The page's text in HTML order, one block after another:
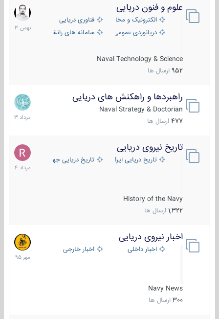
علوم و فنون دریایی
الکترونیک و مخابرات دریاییفناوری دریایی
دریانوردی عمومی
سامانه های رانشی دریایی
Naval Technology & Science
952 ارسال ها
6
بهمن
1403
راهبردها و راهکنش های دریایی
Naval Strategy & Doctorian
477 ارسال ها
2
مرداد
1403
تاریخ نیروی دریایی
تاریخ دریایی ایران تاریخ دریایی جهان
History of the Navy
1,322 ارسال ها
16
مرداد
1404
اخبار نیروی دریایی
اخبار داخلی اخبار خارجی
Navy News
300 ارسال ها
27
مهر
1395